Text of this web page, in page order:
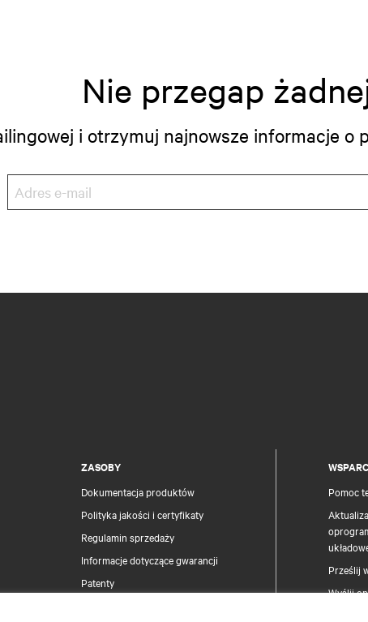
Nie przegap
i otrzymuj najnowsze informacje
ZASOBY
Dokumentacja produktów
Polityka jakości i certyfikaty
Regulamin sprzedaży
Informacje dotyczące gwarancji
Patenty
Pomoc
Prześlij
Wyślij